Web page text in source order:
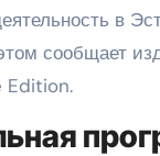
в
сообщает
Edition.